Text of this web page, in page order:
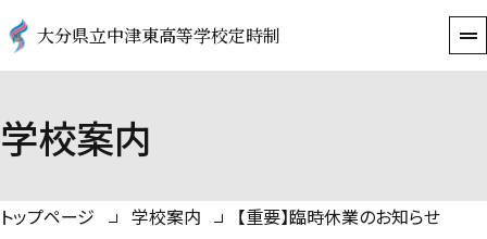
大分県立中津東高等学校定時制
学校案内
トップページ 学校案内 【重要】臨時休業のお知らせ